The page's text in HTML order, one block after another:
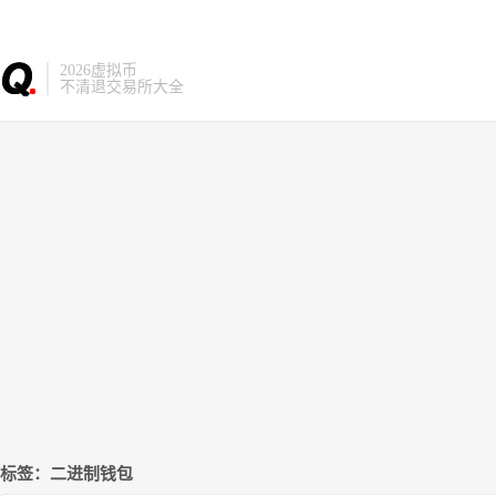
2026虚拟币
不清退交易所大全
标签：二进制钱包